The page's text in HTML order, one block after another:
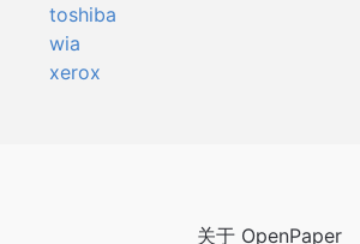
toshiba
wia
xerox
关于 OpenPaper